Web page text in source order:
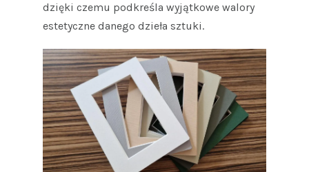
dzięki czemu podkreśla wyjątkowe walory
estetyczne danego dzieła sztuki.